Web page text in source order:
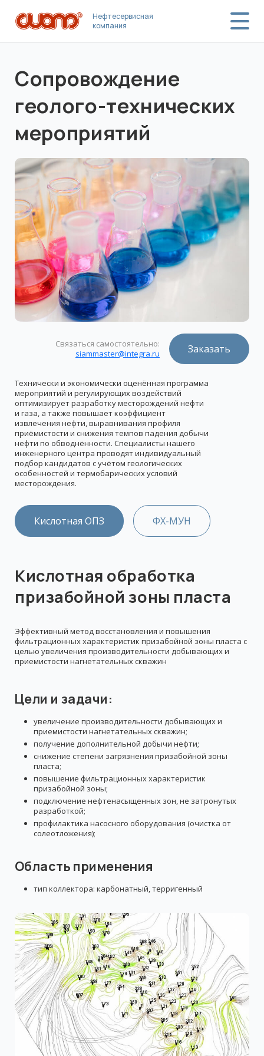
Нефтесервисная
компания
Сопровождение
геолого-технических
мероприятий
Заказать
Связаться самостоятельно:
siammaster@integra.ru
Технически и экономически оценённая программа
мероприятий и регулирующих воздействий
оптимизирует разработку месторождений нефти
и газа, а также повышает коэффициент
извлечения нефти, выравнивания профиля
приёмистости и снижения темпов падения добычи
нефти по обводнённости. Специалисты нашего
инженерного центра проводят индивидуальный
подбор кандидатов с учётом геологических
особенностей и термобарических условий
месторождения.
Кислотная ОПЗ ФХ-МУН
Кислотная обработка
призабойной зоны пласта
Эффективный метод восстановления и повышения
фильтрационных характеристик призабойной зоны пласта с
целью увеличения производительности добывающих и
приемистости нагнетательных скважин
Цели и задачи:
увеличение производительности добывающих и
приемистости нагнетательных скважин;
получение дополнительной добычи нефти;
снижение степени загрязнения призабойной зоны
пласта;
повышение фильтрационных характеристик
призабойной зоны;
подключение нефтенасыщенных зон, не затронутых
разработкой;
профилактика насосного оборудования (очистка от
солеотложения);
Область применения
тип коллектора: карбонатный, терригенный